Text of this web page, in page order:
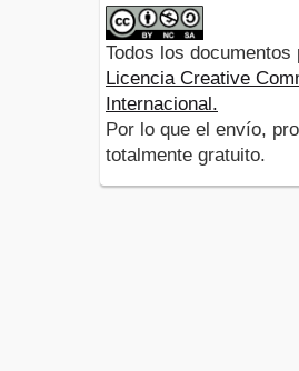
Todos los
Licencia Creative
Internacional.
Por lo que el envío,
totalmente gratuito.